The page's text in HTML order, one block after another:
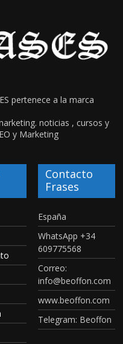
pertenece a la marca
noticias , cursos y
y Marketing
Contacto
Frases
España
WhatsApp +34
609775568
Correo:
info@beoffon.com
www.beoffon.com
Telegram: Beoffon